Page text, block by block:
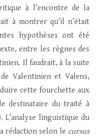
à l’encontre de la
à montrer qu’il n’était
hypothèses ont été
entre les règnes des
Il faudrait, à la suite
Valentinien et Valens,
cette fourchette aux
destinataire du traité à
L’analyse linguistique du
rédaction selon le cursus